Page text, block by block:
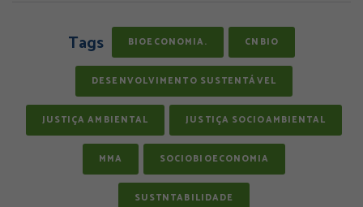
Tags BIOECONOMIA. CNBIO
DESENVOLVIMENTO SUSTENTÁVEL
JUSTIÇA AMBIENTAL JUSTIÇA SOCIOAMBIENTAL
MMA SOCIOBIOECONOMIA
SUSTNTABILIDADE